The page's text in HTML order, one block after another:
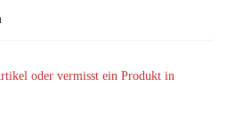
oder vermisst ein Produkt in